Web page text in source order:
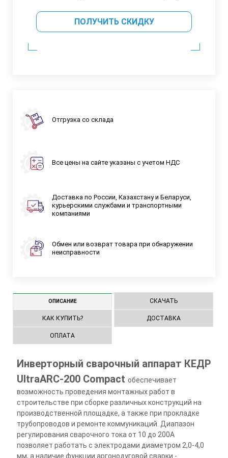
ПОЛУЧИТЬ СКИДКУ
Отгрузка со склада
Все цены на сайте указаны с учетом НДС
Доставка по России, Казахстану и Беларуси,
курьерскими службами и транспортными
компаниями
Обмен или возврат товара при обнаружении
неисправности
ОПИСАНИЕ СКАЧАТЬ
КАК КУПИТЬ? ДОСТАВКА
ОПЛАТА
Инверторный сварочный аппарат КЕДР
UltraARC-200 Compact обеспечивает
возможность проведения монтажных работ в
строительстве при сборке различных конструкций на
производственной площадке, а также при прокладке
трубопроводов и ремонте коммуникаций. Диапазон
регулирования сварочного тока от 10 до 200А
позволяет работать с электродами диаметром 2,0-4,0
мм, а наличие функции аргонодуговой сварки -